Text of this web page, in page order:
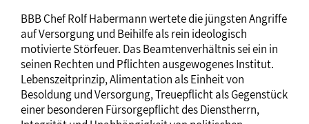
BBB Chef Rolf Habermann wertete die jüngsten Angriffe
auf Versorgung und Beihilfe als rein ideologisch
motivierte Störfeuer. Das Beamtenverhältnis sei ein in
seinen Rechten und Pflichten ausgewogenes Institut.
Lebenszeitprinzip, Alimentation als Einheit von
Besoldung und Versorgung, Treuepflicht als Gegenstück
einer besonderen Fürsorgepflicht des Dienstherrn,